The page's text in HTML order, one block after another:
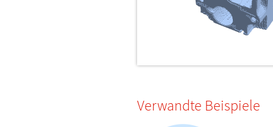
Verwandte Beispiele